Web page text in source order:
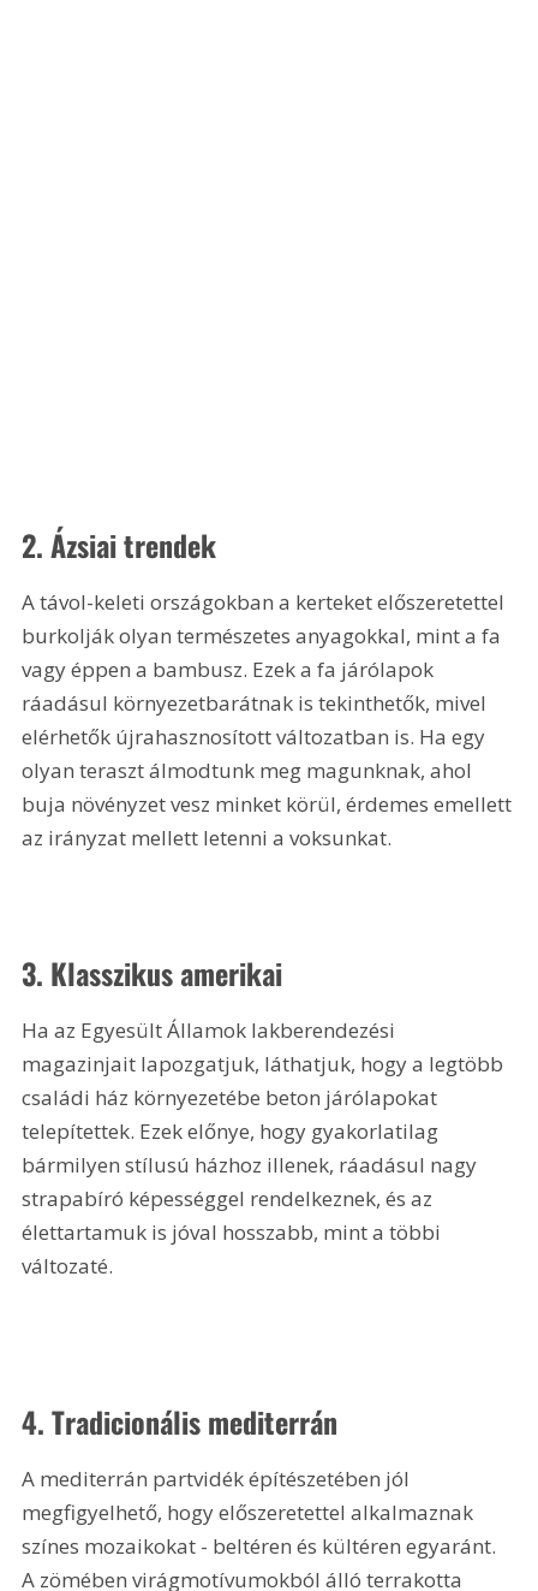
2. Ázsiai trendek
A távol-keleti országokban a kerteket előszeretettel
burkolják olyan természetes anyagokkal, mint a fa
vagy éppen a bambusz. Ezek a fa járólapok
ráadásul környezetbarátnak is tekinthetők, mivel
elérhetők újrahasznosított változatban is. Ha egy
olyan teraszt álmodtunk meg magunknak, ahol
buja növényzet vesz minket körül, érdemes emellett
az irányzat mellett letenni a voksunkat.
3. Klasszikus amerikai
Ha az Egyesült Államok lakberendezési
magazinjait lapozgatjuk, láthatjuk, hogy a legtöbb
családi ház környezetébe beton járólapokat
telepítettek. Ezek előnye, hogy gyakorlatilag
bármilyen stílusú házhoz illenek, ráadásul nagy
strapabíró képességgel rendelkeznek, és az
élettartamuk is jóval hosszabb, mint a többi
változaté.
4. Tradicionális mediterrán
A mediterrán partvidék építészetében jól
megfigyelhető, hogy előszeretettel alkalmaznak
színes mozaikokat - beltéren és kültéren egyaránt.
A zömében virágmotívumokból álló terrakotta